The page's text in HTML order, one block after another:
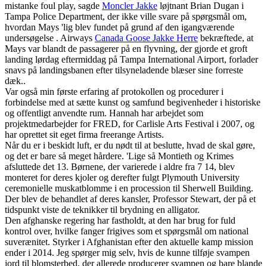
mistanke foul play, sagde Moncler Jakke løjtnant Brian Dugan i
Tampa Police Department, der ikke ville svare på spørgsmål om,
hvordan Mays 'lig blev fundet på grund af den igangværende
undersøgelse . Airways Canada Goose Jakke Herre bekræftede, at
Mays var blandt de passagerer på en flyvning, der gjorde et groft
landing lørdag eftermiddag på Tampa International Airport, forlader
snavs på landingsbanen efter tilsyneladende blæser sine forreste
dæk..
Var også min første erfaring af protokollen og procedurer i
forbindelse med at sætte kunst og samfund begivenheder i historiske
og offentligt anvendte rum. Hannah har arbejdet som
projektmedarbejder for FRED, for Carlisle Arts Festival i 2007, og
har oprettet sit eget firma freerange Artists.
Når du er i beskidt luft, er du nødt til at beslutte, hvad de skal gøre,
og det er bare så meget hårdere. 'Lige så Montieth og Krimes
afsluttede det 13. Børnene, der varierede i aldre fra 7 14, blev
monteret for deres kjoler og derefter fulgt Plymouth University
ceremonielle muskatblomme i en procession til Sherwell Building.
Der blev de behandlet af deres kansler, Professor Stewart, der på et
tidspunkt viste de teknikker til brydning en alligator.
Den afghanske regering har fastholdt, at den har brug for fuld
kontrol over, hvilke fanger frigives som et spørgsmål om national
suverænitet. Styrker i Afghanistan efter den aktuelle kamp mission
ender i 2014. Jeg spørger mig selv, hvis de kunne tilføje svampen
jord til blomsterbed, der allerede producerer svampen og bare blande